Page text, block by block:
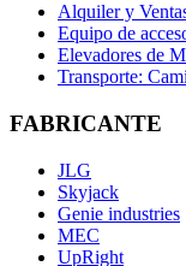
Alquiler y
Equipo de
Elevadores de
Transporte:
FABRICANTE
JLG
Skyjack
Genie industries
MEC
UpRight